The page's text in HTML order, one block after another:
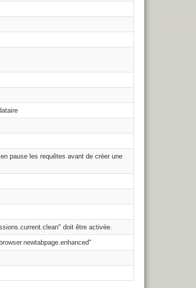
pause les requêtes avant de créer une
doit être activée.